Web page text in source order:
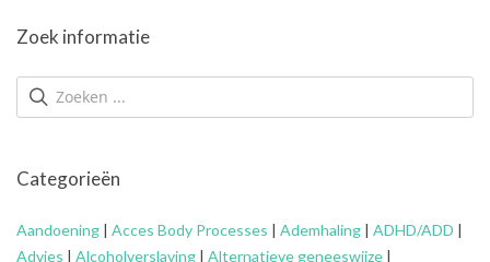
Zoek informatie
Categorieën
Aandoening | Acces Body Processes | Ademhaling | ADHD/ADD |
Advies | Alcoholverslaving | Alternatieve geneeswijze |